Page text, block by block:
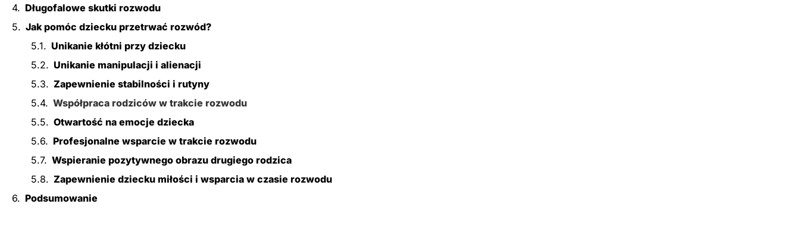
Długofalowe skutki rozwodu
Jak pomóc dziecku przetrwać rozwód?
Unikanie kłótni przy dziecku
Unikanie manipulacji i alienacji
Zapewnienie stabilności i rutyny
Współpraca rodziców w trakcie rozwodu
Otwartość na emocje dziecka
Profesjonalne wsparcie w trakcie rozwodu
Wspieranie pozytywnego obrazu drugiego rodzica
Zapewnienie dziecku miłości i wsparcia w czasie rozwodu
Podsumowanie